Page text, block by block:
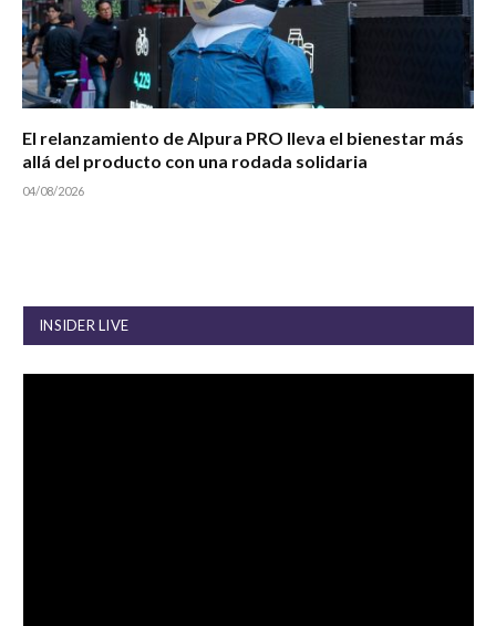
El relanzamiento de Alpura PRO lleva el bienestar más
allá del producto con una rodada solidaria
04/08/2026
INSIDER LIVE